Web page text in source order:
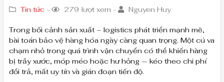
Tin tức - 279 lượt xem - Nguyen Huy
Trong bối cảnh sản xuất – logistics phát triển mạnh mẽ,
bài toán bảo vệ hàng hóa ngày càng quan trọng. Một cú va
chạm nhỏ trong quá trình vận chuyển có thể khiến hàng
bị trầy xước, móp méo hoặc hư hỏng — kéo theo chi phí
đổi trả, mất uy tín và gián đoạn tiến độ.